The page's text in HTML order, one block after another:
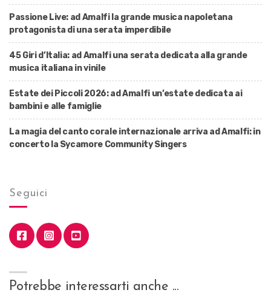
Passione Live: ad Amalfi la grande musica napoletana
protagonista di una serata imperdibile
45 Giri d’Italia: ad Amalfi una serata dedicata alla grande
musica italiana in vinile
Estate dei Piccoli 2026: ad Amalfi un’estate dedicata ai
bambini e alle famiglie
La magia del canto corale internazionale arriva ad Amalfi: in
concerto la Sycamore Community Singers
Seguici
Potrebbe interessarti anche ...